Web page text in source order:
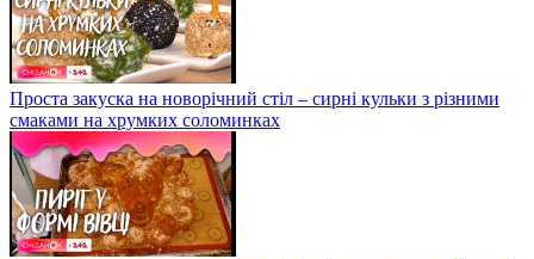
Проста закуска на новорічний стіл – сирні кульки з різними
смаками на хрумких соломинках